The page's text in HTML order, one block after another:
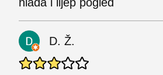
D. Ž.